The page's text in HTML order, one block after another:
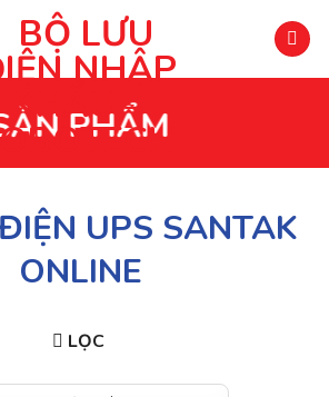
PHẨM
UPS SANTAK
ONLINE
LỌC